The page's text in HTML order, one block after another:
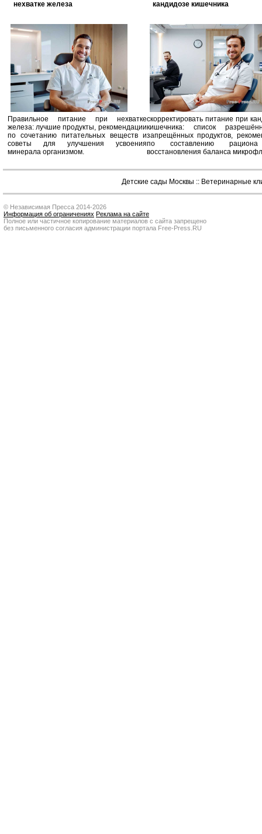
нехватке железа
Правильное питание при нехватке
железа: лучшие продукты, рекомендации
по сочетанию питательных веществ и
советы для улучшения усвоения
минерала организмом.
кандидозе кишечника
скорректировать питание при
кишечника: список
запрещённых продуктов,
по составлению
восстановления баланса
Детские сады Москвы :: Ветеринарные
© Независимая Пресса 2014-2026
Информация об ограничениях Реклама на сайте
Полное или частичное копирование материалов с сайта запрещено
без письменного согласия администрации портала Free-Press.RU